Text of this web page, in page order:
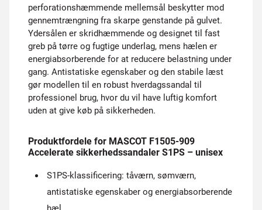
perforationshæmmende mellemsål beskytter mod
gennemtrængning fra skarpe genstande på gulvet.
Ydersålen er skridhæmmende og designet til fast
greb på tørre og fugtige underlag, mens hælen er
energiabsorberende for at reducere belastning under
gang. Antistatiske egenskaber og den stabile læst
gør modellen til en robust hverdagssandal til
professionel brug, hvor du vil have luftig komfort
uden at give køb på sikkerheden.
Produktfordele for MASCOT F1505-909
Accelerate sikkerhedssandaler S1PS – unisex
S1PS-klassificering: tåværn, sømværn,
antistatiske egenskaber og energiabsorberende